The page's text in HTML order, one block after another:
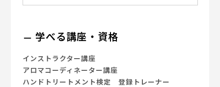
学べる講座・資格
インストラクター講座
アロマコーディネーター講座
ハンドトリートメント検定 登録トレーナー